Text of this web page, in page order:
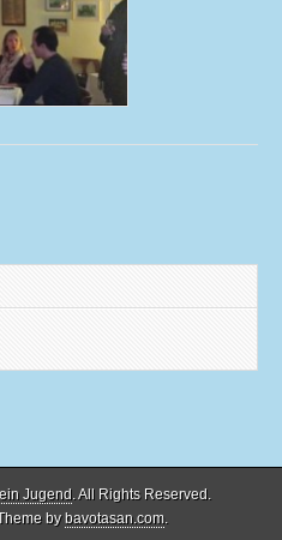
Jugend. All Rights Reserved.
bybavotasan.com.